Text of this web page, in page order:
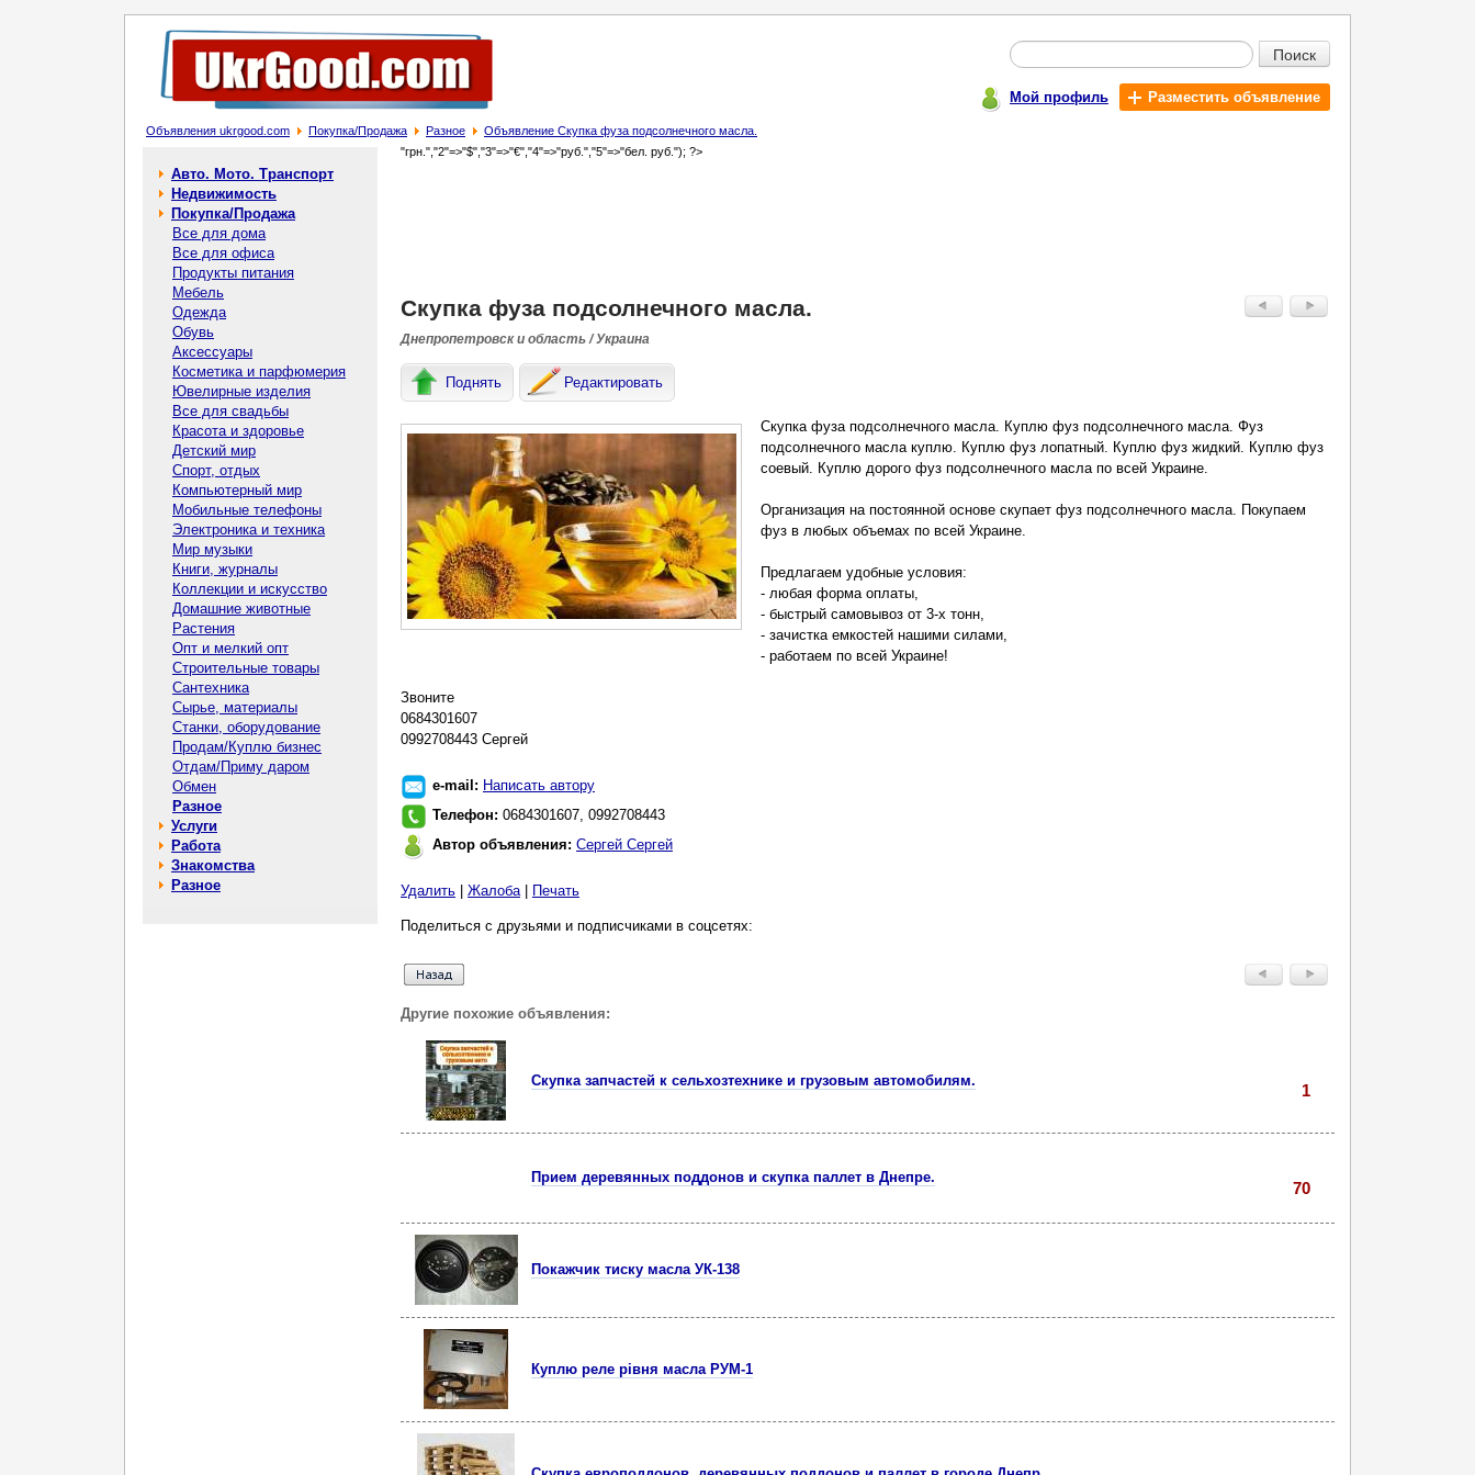
Поиск
Мой профиль Разместить объявление
Объявления ukrgood.com Покупка/Продажа Разное Объявление Скупка фуза подсолнечного масла.
Авто. Мото. Транспорт
Недвижимость
Покупка/Продажа
Все для дома
Все для офиса
Продукты питания
Мебель
Одежда
Обувь
Аксессуары
Косметика и парфюмерия
Ювелирные изделия
Все для свадьбы
Красота и здоровье
Детский мир
Спорт, отдых
Компьютерный мир
Мобильные телефоны
Электроника и техника
Мир музыки
Книги, журналы
Коллекции и искусство
Домашние животные
Растения
Опт и мелкий опт
Строительные товары
Сантехника
Сырье, материалы
Станки, оборудование
Продам/Куплю бизнес
Отдам/Приму даром
Обмен
Разное
Услуги
Работа
Знакомства
Разное
"грн.","2"=>"$","3"=>"€","4"=>"руб.","5"=>"бел. руб."); ?>
Скупка фуза подсолнечного масла.
Днепропетровск и область / Украина
Поднять Редактировать
Скупка фуза подсолнечного масла. Куплю фуз подсолнечного масла. Фуз
подсолнечного масла куплю. Куплю фуз лопатный. Куплю фуз жидкий. Куплю фуз
соевый. Куплю дорого фуз подсолнечного масла по всей Украине.
Организация на постоянной основе скупает фуз подсолнечного масла. Покупаем
фуз в любых объемах по всей Украине.
Предлагаем удобные условия:
- любая форма оплаты,
- быстрый самовывоз от 3-х тонн,
- зачистка емкостей нашими силами,
- работаем по всей Украине!
Звоните
0684301607
0992708443 Сергей
e-mail: Написать автору
Телефон: 0684301607, 0992708443
Автор объявления: Сергей Сергей
Удалить Жалоба| Печать
Поделиться с друзьями и подписчиками в соцсетях:
Другие похожие объявления:
Скупка запчастей к сельхозтехнике и грузовым автомобилям.
1
Прием деревянных поддонов и скупка паллет в Днепре.
70
Покажчик тиску масла УК-138
Куплю реле рівня масла РУМ-1